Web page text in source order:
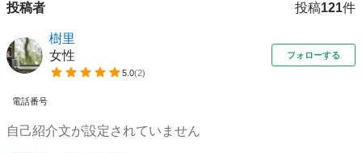
投稿者 投稿121件
樹里
女性
5.0(2)
フォローする
電話番号
自己紹介文が設定されていません